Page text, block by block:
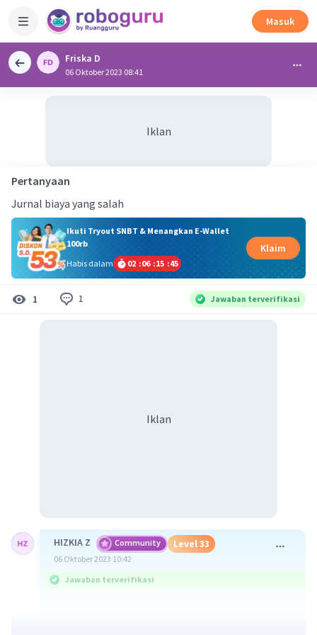
Masuk
Friska D
06 Oktober 2023 08:41
Iklan
Pertanyaan
Jurnal biaya yang salah
Ikuti Tryout SNBT & Menangkan E-Wallet
100rb
Habis dalam
02 :06 :15 :45
Klaim
1 1 Jawaban terverifikasi
Iklan
HIZKIA Z Community Level 33
06 Oktober 2023 10:42
Jawaban terverifikasi